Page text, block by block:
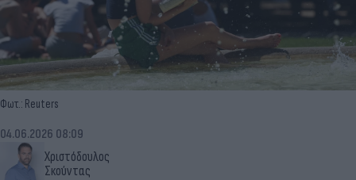
Φωτ.: Reuters
Χριστόδουλος
Σκούντας
04.06.2026 08:09